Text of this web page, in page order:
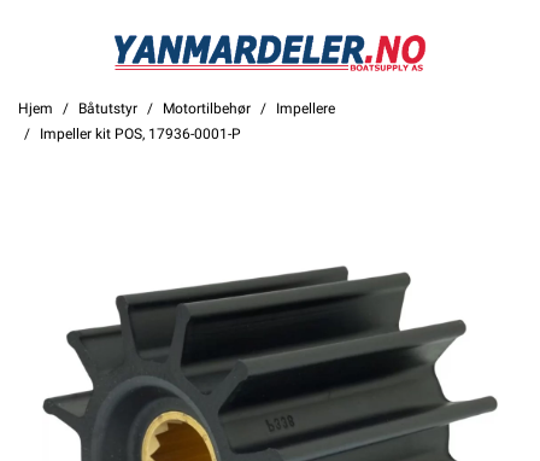
Hjem Båtutstyr Motortilbehør
Impellere
Impeller kit POS, 17936-0001-P